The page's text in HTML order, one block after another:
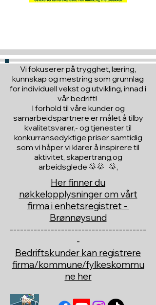
Vi fokuserer på trygghet, læring,
kunnskap og mestring som grunnlag
for individuell vekst og utvikling, innad i
vår bedrift!
I forhold til våre kunder og
samarbeidspartnere er målet å tilby
kvalitetsvarer,- og tjenester til
konkurransedyktige priser samtidig
som vi håper vi klarer å inspirere til
aktivitet, skapertrang,og
arbeidsglede 🌞🌞 🌞,
Her finner du
nøkkelopplysninger om vårt
firma i enhetsregistret -
Brønnøysund
----------------------------------------
-
Bedriftskunder kan registrere
firma/kommune/fylkeskommu
ne her